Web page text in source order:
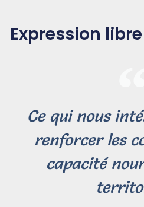
Expression libre
Ce qui nous
renforcer les
capacité